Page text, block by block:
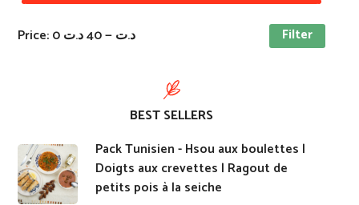
Filter
Price: 0 د.ت—40 د.ت
BEST SELLERS
Pack Tunisien - Hsou aux boulettes |
Doigts aux crevettes | Ragout de
petits pois à la seiche